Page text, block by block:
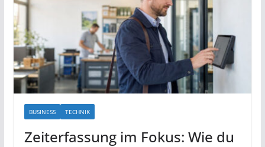
BUSINESS TECHNIK
Zeiterfassung im Fokus: Wie du